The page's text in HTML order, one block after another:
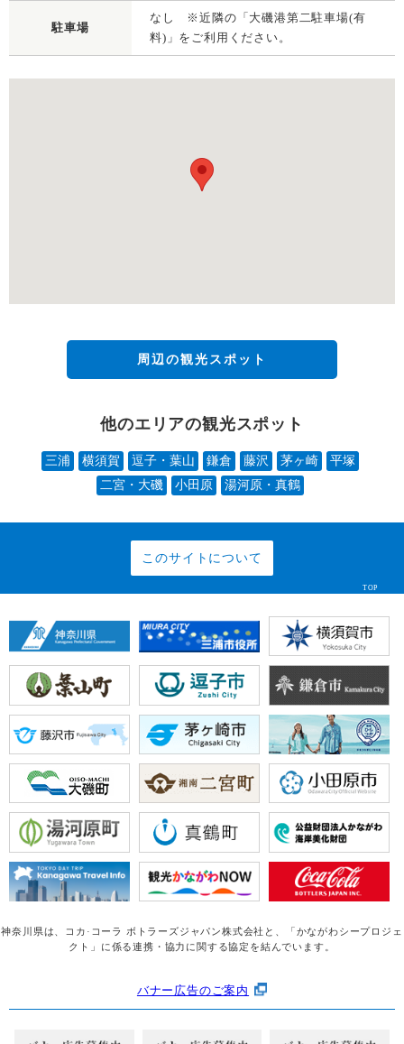
駐車場
なし ※近隣の「大磯港第二駐車場(有
料)」をご利用ください。
周辺の観光スポット
他のエリアの観光スポット
三浦 横須賀 逗子・葉山 鎌倉 藤沢 茅ヶ崎
平塚
二宮・大磯
小田原 湯河原・真鶴
このサイトについて
神奈川県は、コカ·コーラ ボトラーズジャパン株式会社と、
「かながわシープロジェ
クト」に係る連携・協力に関する協定を結んでいます。
バナー広告のご案内
TOP